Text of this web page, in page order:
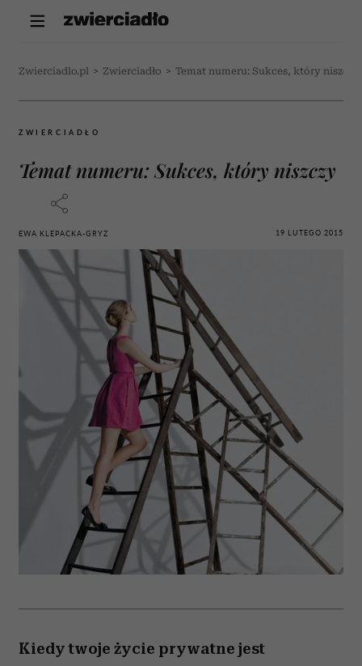
Zwierciadlo.pl > Zwierciadło > Temat numeru: Sukces, który niszczy
ZWIERCIADŁO
Temat numeru: Sukces, który niszczy
EWA KLEPACKA-GRYZ 19 LUTEGO 2015
Kiedy twoje życie prywatne jest